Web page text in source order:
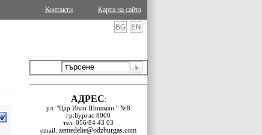
Карта на сайта
Контакти
АДРЕС:
ул. "Цар Иван Шишман " №8
гр.Бургас 8000
тел. 056/84 43 03
email: zemedelie@odzburgas.com